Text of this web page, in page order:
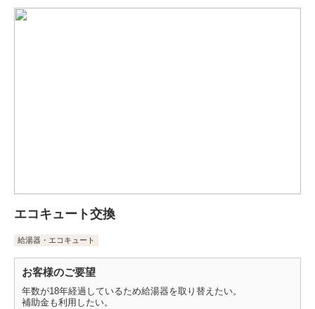
エコキュート交換
給湯器・エコキュート
お客様のご要望
年数が18年経過しているため給湯器を取り替えたい。
補助金も利用したい。